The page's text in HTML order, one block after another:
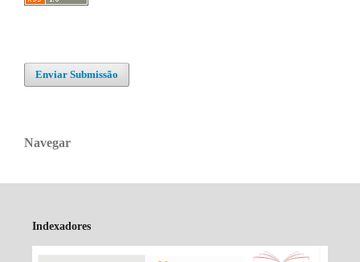
Enviar Submissão
Navegar
Indexadores